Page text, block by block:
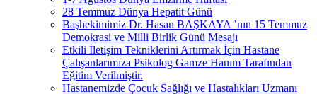
28 Temmuz Dünya Hepatit Günü
Başhekimimiz Dr. Hasan BAŞKAYA ’nın 15 Temmuz
Demokrasi ve Milli Birlik Günü Mesajı
Etkili İletişim Tekniklerini Artırmak İçin Hastane
Çalışanlarımıza Psikolog Gamze Hanım Tarafından
Eğitim Verilmiştir.
Hastanemizde Çocuk Sağlığı ve Hastalıkları Uzmanı